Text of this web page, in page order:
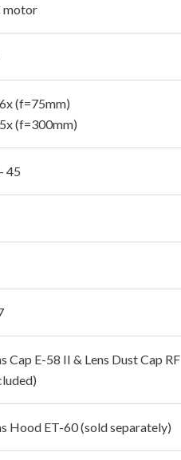
motor
(f=75mm)
(f=300mm)
45
Cap E-58 II & Lens Dust Cap RF
Hood ET-60 (sold separately)